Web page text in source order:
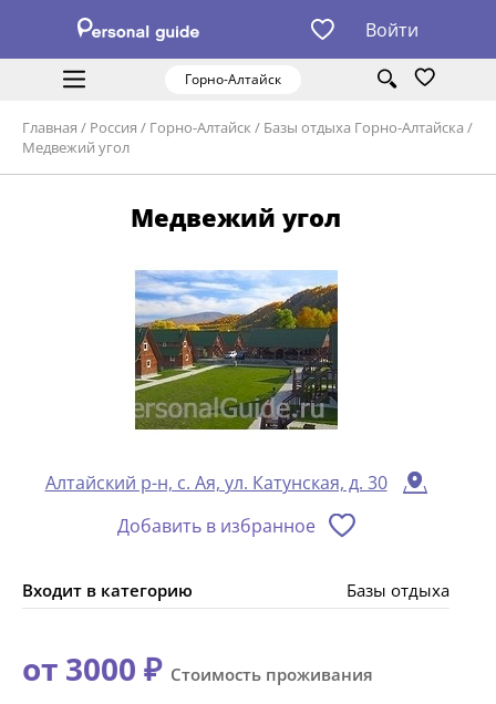
Войти
Горно-Алтайск
Главная / Россия / Горно-Алтайск / Базы отдыха Горно-Алтайска /
Медвежий угол
Медвежий угол
Алтайский р-н, с. Ая, ул. Катунская, д. 30
Добавить в избранное
Входит в категорию Базы отдыха
от 3000 ₽ Стоимость проживания